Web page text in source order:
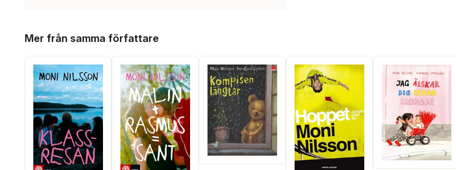
Mer från samma författare